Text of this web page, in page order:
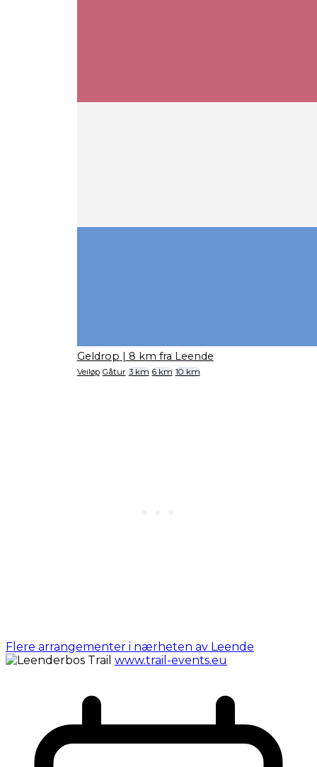
Geldrop | 8 km fra Leende
Veiløp Gåtur 3 km 6 km 10 km
Flere arrangementer i nærheten av Leende
www.trail-events.eu